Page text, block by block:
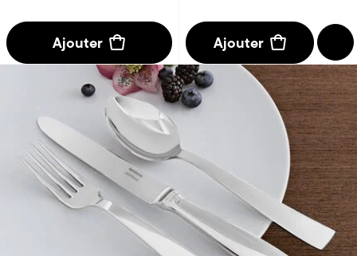
Ajouter Ajouter